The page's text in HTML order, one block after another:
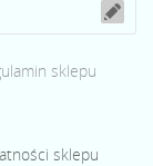
sklepu
sklepu